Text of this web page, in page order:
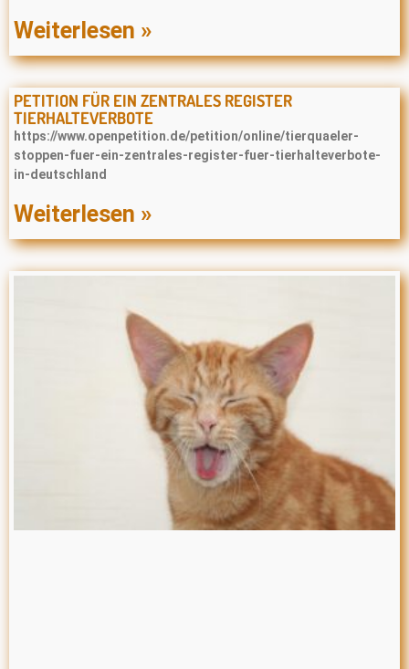
Weiterlesen »
PETITION FÜR EIN ZENTRALES REGISTER
TIERHALTEVERBOTE
https://www.openpetition.de/petition/online/tierquaeler-
stoppen-fuer-ein-zentrales-register-fuer-tierhalteverbote-
in-deutschland
Weiterlesen »